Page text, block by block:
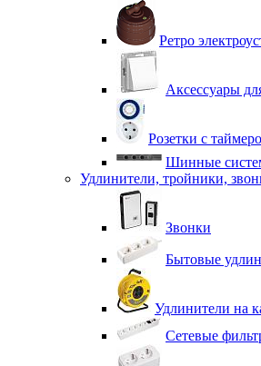
Ретро
Аксессуары
Розетки с
Шинные
Удлинители, тройники,
Звонки
Бытовые
Удлинители на
Сетевые